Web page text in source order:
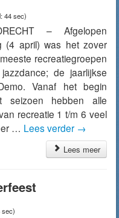
44 sec)
– Afgelopen
(4 april) was het zover
recreatiegroepen
de jaarlijkse
Vanaf het begin
seizoen hebben alle
recreatie 1 t/m 6 veel
… Lees verder →
Lees meer
sec)